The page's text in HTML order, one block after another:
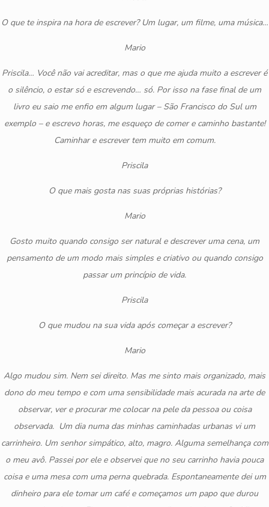
O que te inspira na hora de escrever? Um lugar, um filme, uma música…
Mario
Priscila… Você não vai acreditar, mas o que me ajuda muito a escrever é
o silêncio, o estar só e escrevendo… só. Por isso na fase final de um
livro eu saio me enfio em algum lugar – São Francisco do Sul um
exemplo – e escrevo horas, me esqueço de comer e caminho bastante!
Caminhar e escrever tem muito em comum.
Priscila
O que mais gosta nas suas próprias histórias?
Mario
Gosto muito quando consigo ser natural e descrever uma cena, um
pensamento de um modo mais simples e criativo ou quando consigo
passar um princípio de vida.
Priscila
O que mudou na sua vida após começar a escrever?
Mario
Algo mudou sim. Nem sei direito. Mas me sinto mais organizado, mais
dono do meu tempo e com uma sensibilidade mais acurada na arte de
observar, ver e procurar me colocar na pele da pessoa ou coisa
observada. Um dia numa das minhas caminhadas urbanas vi um
carrinheiro. Um senhor simpático, alto, magro. Alguma semelhança com
o meu avô. Passei por ele e observei que no seu carrinho havia pouca
coisa e uma mesa com uma perna quebrada. Espontaneamente dei um
dinheiro para ele tomar um café e começamos um papo que durou